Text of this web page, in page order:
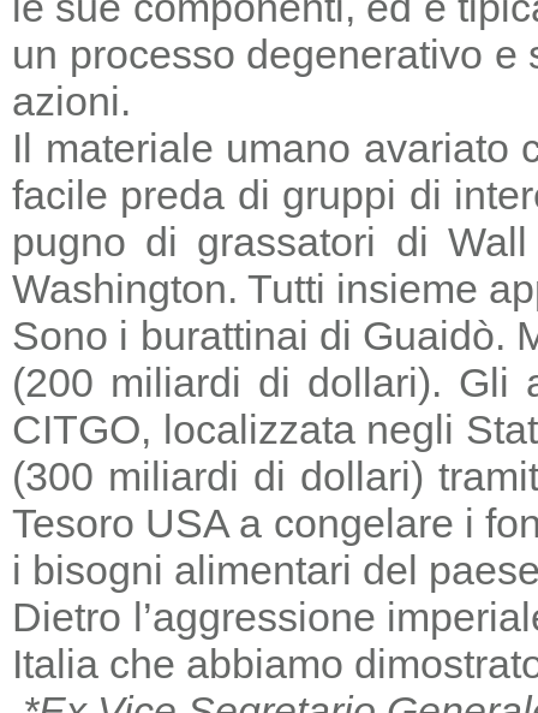
un processo degenerativo
azioni.
Il materiale umano avariato
facile preda di gruppi di
pugno di grassatori di
Washington. Tutti insieme
Sono i burattinai di Guaidò.
(200 miliardi di dollari). Gli
CITGO, localizzata negli
(300 miliardi di dollari)
Tesoro USA a congelare i
i bisogni alimentari del
Dietro l’aggressione
Italia che abbiamo